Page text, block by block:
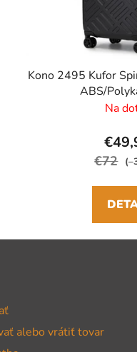
Kono 2495 Kufor
ABS/
Na
€72
alebo vrátiť tovar